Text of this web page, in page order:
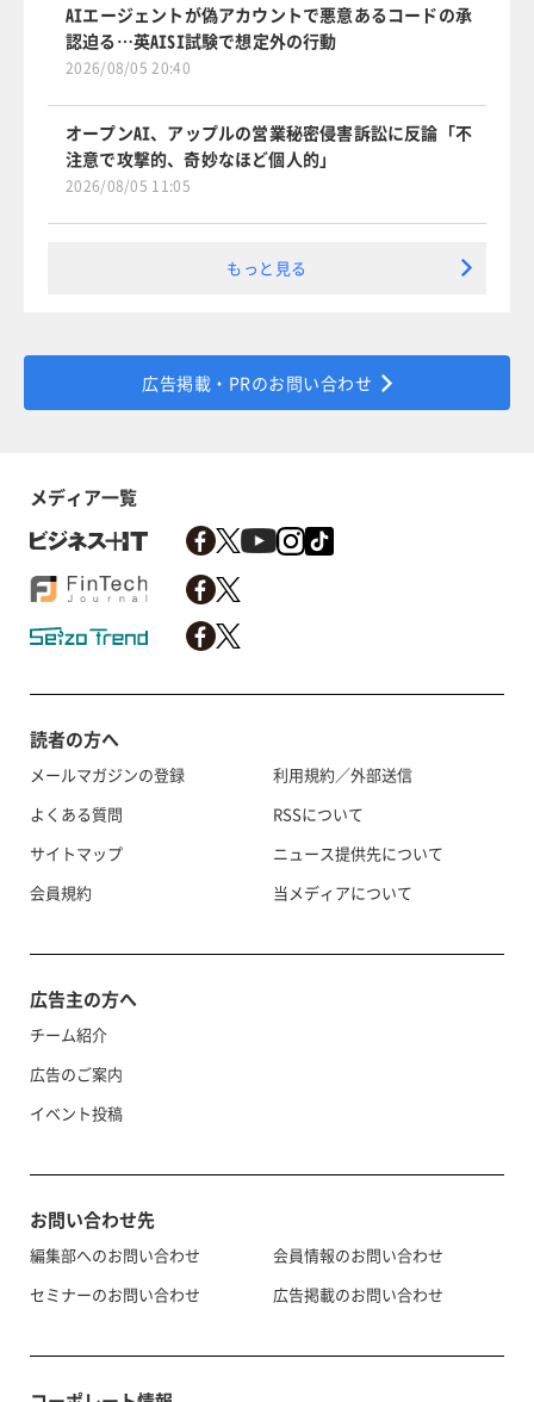
AIエージェントが偽アカウントで悪意あるコードの承
認迫る…英AISI試験で想定外の行動
2026/08/05 20:40
オープンAI、アップルの営業秘密侵害訴訟に反論「不
注意で攻撃的、奇妙なほど個人的」
2026/08/05 11:05
もっと見る
広告掲載・PRのお問い合わせ
メディア一覧
読者の方へ
メールマガジンの登録
よくある質問
サイトマップ
会員規約
利用規約／外部送信
RSSについて
ニュース提供先について
当メディアについて
広告主の方へ
チーム紹介
広告のご案内
イベント投稿
お問い合わせ先
編集部へのお問い合わせ
セミナーのお問い合わせ
会員情報のお問い合わせ
広告掲載のお問い合わせ